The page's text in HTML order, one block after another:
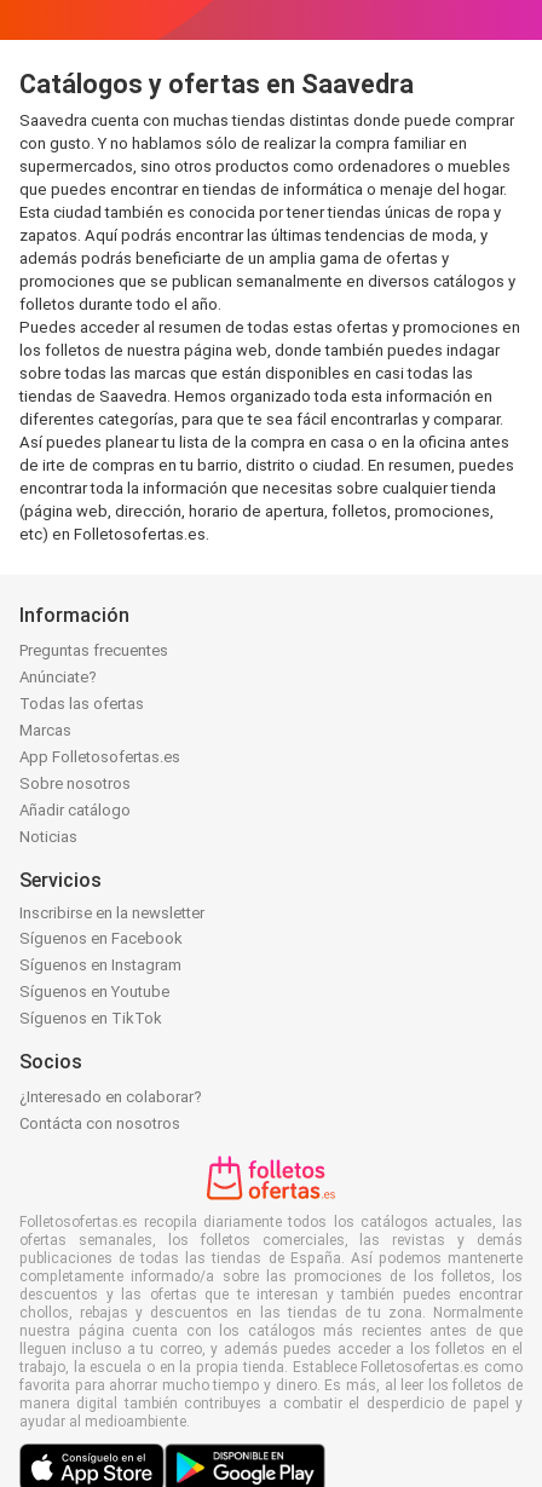
Catálogos y ofertas en Saavedra
Saavedra cuenta con muchas tiendas distintas donde puede comprar
con gusto. Y no hablamos sólo de realizar la compra familiar en
supermercados, sino otros productos como ordenadores o muebles
que puedes encontrar en tiendas de informática o menaje del hogar.
Esta ciudad también es conocida por tener tiendas únicas de ropa y
zapatos. Aquí podrás encontrar las últimas tendencias de moda, y
además podrás beneficiarte de un amplia gama de ofertas y
promociones que se publican semanalmente en diversos catálogos y
folletos durante todo el año.
Puedes acceder al resumen de todas estas ofertas y promociones en
los folletos de nuestra página web, donde también puedes indagar
sobre todas las marcas que están disponibles en casi todas las
tiendas de Saavedra. Hemos organizado toda esta información en
diferentes categorías, para que te sea fácil encontrarlas y comparar.
Así puedes planear tu lista de la compra en casa o en la oficina antes
de irte de compras en tu barrio, distrito o ciudad. En resumen, puedes
encontrar toda la información que necesitas sobre cualquier tienda
(página web, dirección, horario de apertura, folletos, promociones,
etc) en Folletosofertas.es.
Información
Preguntas frecuentes
Anúnciate?
Todas las ofertas
Marcas
App Folletosofertas.es
Sobre nosotros
Añadir catálogo
Noticias
Servicios
Inscribirse en la newsletter
Síguenos en Facebook
Síguenos en Instagram
Síguenos en Youtube
Síguenos en TikTok
Socios
¿Interesado en colaborar?
Contácta con nosotros
Folletosofertas.es recopila diariamente todos los catálogos actuales, las
ofertas semanales, los folletos comerciales, las revistas y demás
publicaciones de todas las tiendas de España. Así podemos mantenerte
completamente informado/a sobre las promociones de los folletos, los
descuentos y las ofertas que te interesan y también puedes encontrar
chollos, rebajas y descuentos en las tiendas de tu zona. Normalmente
nuestra página cuenta con los catálogos más recientes antes de que
lleguen incluso a tu correo, y además puedes acceder a los folletos en el
trabajo, la escuela o en la propia tienda. Establece Folletosofertas.es como
favorita para ahorrar mucho tiempo y dinero. Es más, al leer los folletos de
manera digital también contribuyes a combatir el desperdicio de papel y
ayudar al medioambiente.